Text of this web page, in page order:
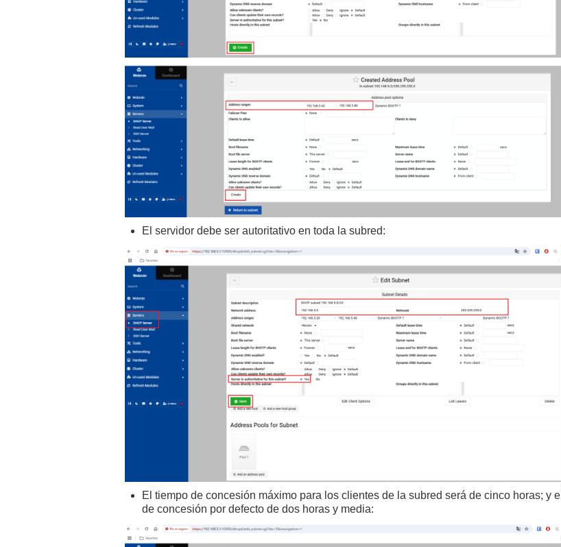
El servidor debe ser autoritativo en toda la subred:
El tiempo de concesión máximo para los clientes de la subred será de cinco horas; y el
de concesión por defecto de dos horas y media: